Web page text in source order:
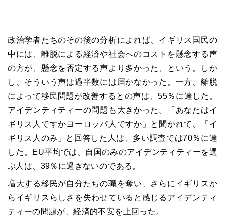
政治学者たちのその後の分析によれば、イギリス国民の
中には、離脱による経済や社会へのコストを懸念する声
の方が、懸念を否定する声より多かった、という。しか
し、そういう声は過半数には届かなかった。一方、離脱
によって移民問題が改善するとの声は、55％に達した。
アイデンティティーの問題も大きかった。「あなたはイ
ギリス人ですかヨーロッパ人ですか」と聞かれて、「イ
ギリス人のみ」と回答した人は、多い調査では70％に達
した。EU平均では、自国のみのアイデンティティーを選
ぶ人は、39％に過ぎないのである。
増大する移民が自分たちの職を奪い、さらにイギリスか
らイギリスらしさを失わせていると感じるアイデンティ
ティーの問題が、経済的不安を上回った。